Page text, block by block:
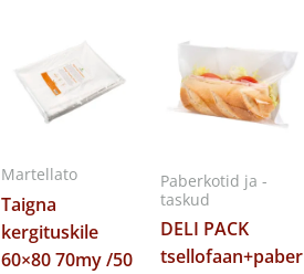
Martellato
Taigna
kergituskile
60×80 70my /50
Paberkotid ja -
taskud
DELI PACK
tsellofaan+paber